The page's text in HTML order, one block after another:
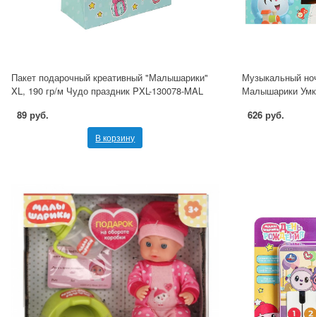
Пакет подарочный креативный "Малышарики"
XL, 190 гр/м Чудо праздник PXL-130078-MAL
89 руб.
В корзину
Музыкальный
Малышарики
626 руб.